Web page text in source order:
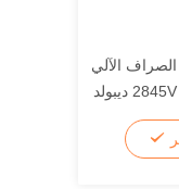
الآلي
أجزاء آلة E01714-001 هيتاشي 2845V ديبولد